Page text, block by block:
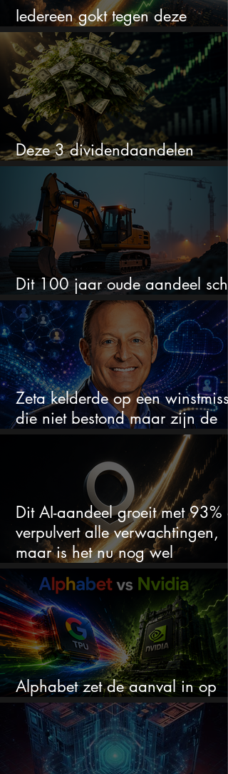
Iedereen gokt tegen deze
aandelen. Ik zou er juist 2
Deze 3 dividendaandelen
kunnen binnenkort flink stijgen
Dit 100 jaar oude aandeel
omhoog door de AI-boom
Zeta kelderde op een
die niet bestond maar zijn de
aandelen koopwaardig?
Dit AI-aandeel groeit met 93%
verpulvert alle verwachtingen,
maar is het nu nog wel
koopwaardig?
Alphabet zet de aanval in op
Nvidia met eigen AI-chips